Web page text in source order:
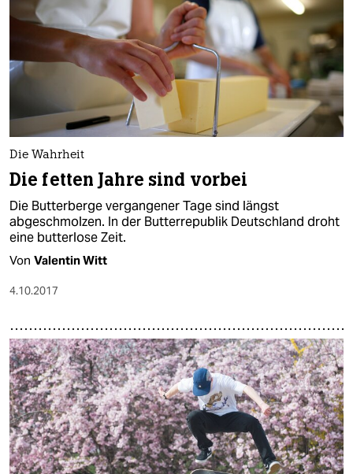
Die Wahrheit
Die fetten Jahre sind vorbei
Die Butterberge vergangener Tage sind längst
abgeschmolzen. In der Butterrepublik Deutschland droht
eine butterlose Zeit.
Von Valentin Witt
4.10.2017